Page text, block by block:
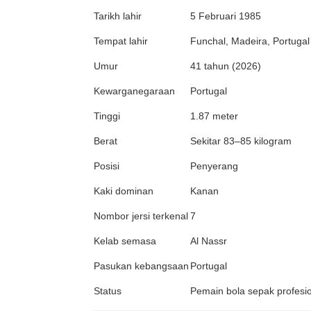
Kehidupan Peribadi Cristiano Ronaldo
Aktiviti Amal dan Kebajikan
Pengaruh Cristiano Ronaldo Dalam
Fakta Menarik Tentang Cristiano
Kelab manakah yang pernah
Berapakah ketinggian Cristiano
Tarikh lahir 5 Februari 1985
Tempat lahir Funchal, Madeira, Portugal
Umur 41 tahun (2026)
Kewarganegaraan Portugal
Tinggi 1.87 meter
Berat Sekitar 83–85 kilogram
Posisi Penyerang
Kaki dominan Kanan
Nombor jersi terkenal 7
Kelab semasa Al Nassr
Pasukan kebangsaan Portugal
Status Pemain bola sepak